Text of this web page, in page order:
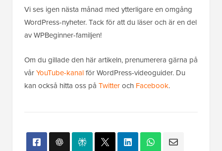
Vi ses igen nästa månad med ytterligare en omgång
WordPress-nyheter. Tack för att du läser och är en del
av WPBeginner-familjen!
Om du gillade den här artikeln, prenumerera gärna på
vårYouTube-kanalför WordPress-videoguider. Du
kan också hitta oss på Twitteroch Facebook.